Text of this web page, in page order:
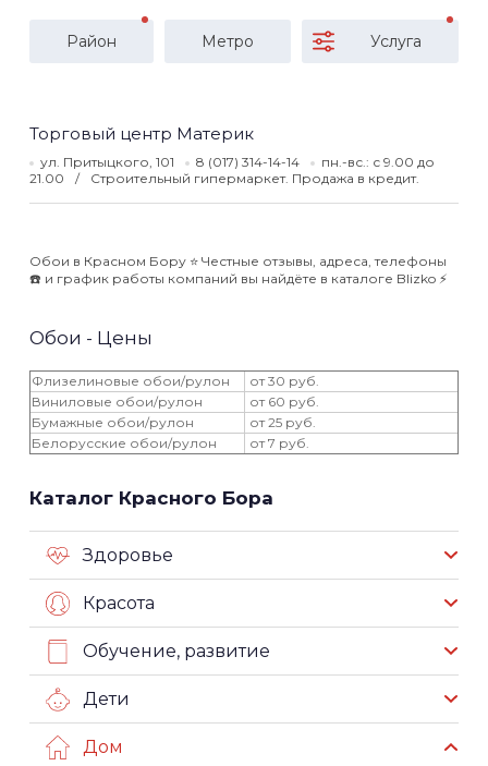
Район Метро Услуга
Торговый центр Материк
ул. Притыцкого, 101 8 (017) 314-14-14
пн.-вс.: с 9.00 до
21.00
Строительный гипермаркет. Продажа в кредит.
Обои в Красном Бору ⭐️ Честные отзывы, адреса, телефоны
☎️ и график работы компаний вы найдёте в каталоге Blizko ⚡️
Обои - Цены
Флизелиновые обои/рулон
от 30 руб.
Виниловые обои/рулон
от 60 руб.
Бумажные обои/рулон
от 25 руб.
Белорусские обои/рулон
от 7 руб.
Каталог Красного Бора
Здоровье
Красота
Обучение, развитие
Дети
Дом